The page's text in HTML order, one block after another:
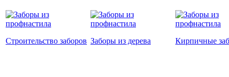
Строительство заборов Заборы из дерева Кирпичные